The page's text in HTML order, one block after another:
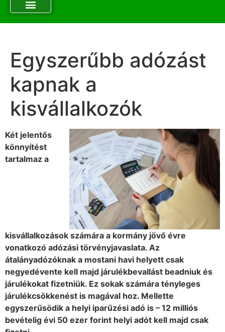
Egyszerűbb adózást
kapnak a
kisvállalkozók
Két jelentős
könnyítést
tartalmaz a
kisvállalkozások számára a kormány jövő évre
vonatkozó adózási törvényjavaslata. Az
átalányadózóknak a mostani havi helyett csak
negyedévente kell majd járulékbevallást beadniuk és
járulékokat fizetniük. Ez sokak számára tényleges
járulékcsökkenést is magával hoz. Mellette
egyszerűsödik a helyi iparűzési adó is – 12 milliós
bevételig évi 50 ezer forint helyi adót kell majd csak